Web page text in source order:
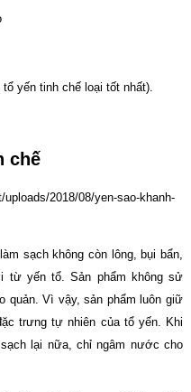
yến tinh chế loại tốt nhất).
chế
sạch không còn lông, bụi bẩn,
từ yến tổ. Sản phẩm không sử
quản. Vì vậy, sản phẩm luôn giữ
trưng tự nhiên của tổ yến. Khi
lại nữa, chỉ ngâm nước cho